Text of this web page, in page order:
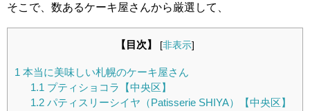
そこで、数あるケーキ屋さんから厳選して、
【目次】 [非表示]
1 本当に美味しい札幌のケーキ屋さん
1.1 プティショコラ【中央区】
1.2パティスリーシイヤ（Patisserie SHIYA）【中央区】